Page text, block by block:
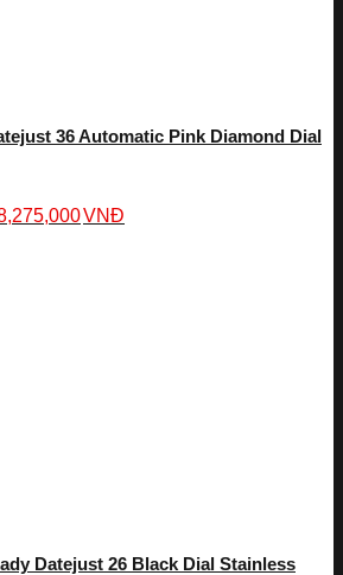
36 Automatic Pink Diamond Dial
VNĐ
Datejust 26 Black Dial Stainless